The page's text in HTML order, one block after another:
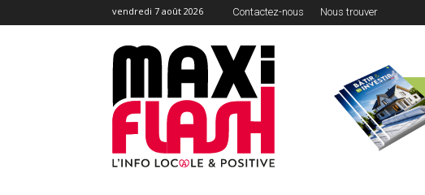
vendredi 7 août 2026 Contactez-nous Nous trouver